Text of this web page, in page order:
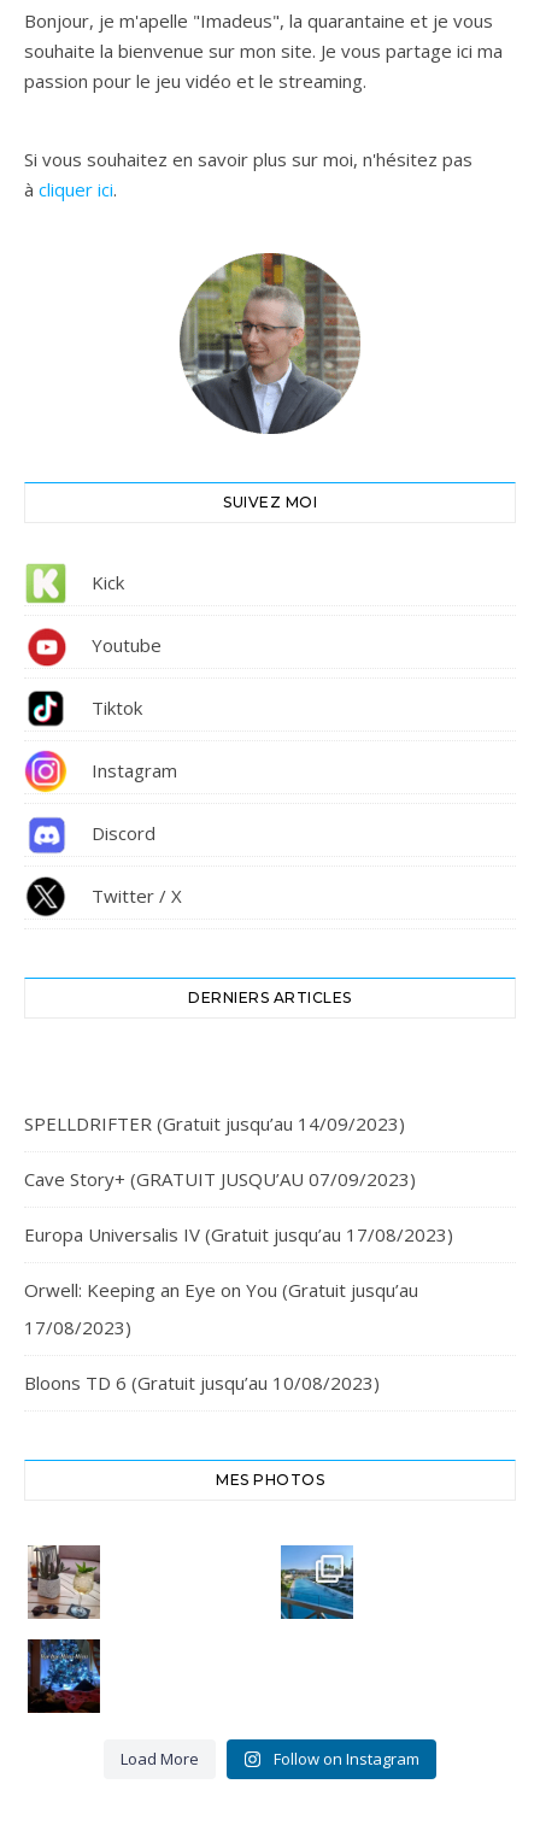
Bonjour, je m'apelle "Imadeus", la quarantaine et je vous
souhaite la bienvenue sur mon site. Je vous partage ici ma
passion pour le jeu vidéo et le streaming.
Si vous souhaitez en savoir plus sur moi, n'hésitez pas
à cliquer ici.
SUIVEZ MOI
Kick
Youtube
Tiktok
Instagram
Discord
Twitter / X
DERNIERS ARTICLES
SPELLDRIFTER (Gratuit jusqu’au 14/09/2023)
Cave Story+ (GRATUIT JUSQU’AU 07/09/2023)
Europa Universalis IV (Gratuit jusqu’au 17/08/2023)
Orwell: Keeping an Eye on You (Gratuit jusqu’au
17/08/2023)
Bloons TD 6 (Gratuit jusqu’au 10/08/2023)
MES PHOTOS
Cheers,
santé
#chania
#crete
resort
3
0
Crête
Euphoria
Resort
Bye bye
Miou-
Miou.
Merci
Load More Follow on Instagram